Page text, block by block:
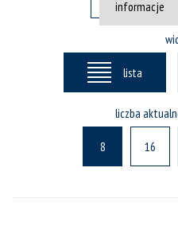
lista
liczba
8 16